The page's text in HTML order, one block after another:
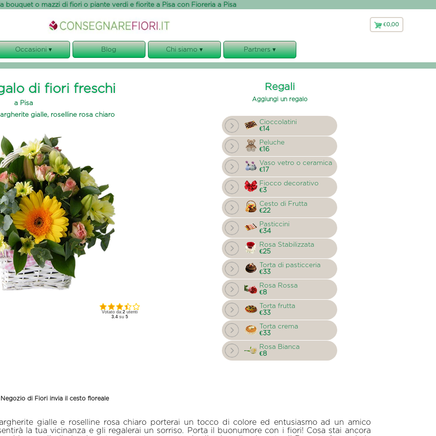
bouquet o mazzi di fiori o piante verdi e fiorite a Pisa con Fioreria a Pisa
€0,00
€0,00
Occasioni ▾
Condoglianze
Matrimonio
Nascita
Blog Chi siamo ▾ Partners ▾
Florajet
di fiori freschi
a Pisa
gialle, roselline rosa chiaro
Votato da:2utenti
3.4su 5
Regali
Aggiungi un regalo
Cioccolatini
€14
Peluche
€16
Vaso vetro o ceramica
€17
Fiocco decorativo
€3
Cesto di Frutta
€22
Pasticcini
€34
Rosa Stabilizzata
€25
Torta di pasticceria
€33
Rosa Rossa
€8
Torta frutta
€33
Torta crema
€33
Rosa Bianca
€8
di Fiori invia il cesto floreale
gialle e roselline rosa chiaro porterai un tocco di colore ed entusiasmo ad un amico
la tua vicinanza e gli regalerai un sorriso. Porta il buonumore con i fiori! Cosa stai ancora